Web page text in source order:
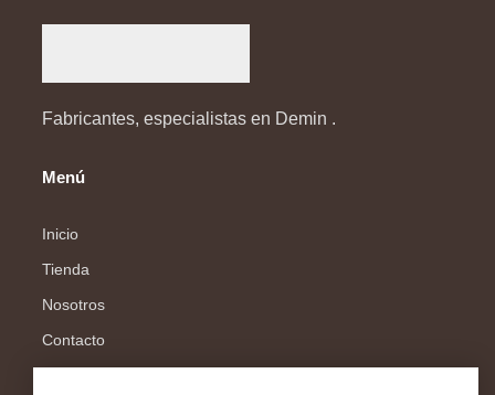
Fabricantes, especialistas en Demin .
Menú
Inicio
Tienda
Nosotros
Contacto